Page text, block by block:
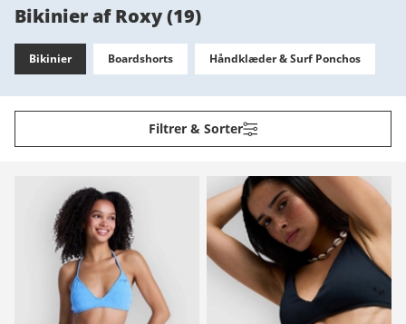
Bikinier af Roxy(19)
Bikinier Boardshorts Håndklæder & Surf Ponchos
Filtrer & Sorter